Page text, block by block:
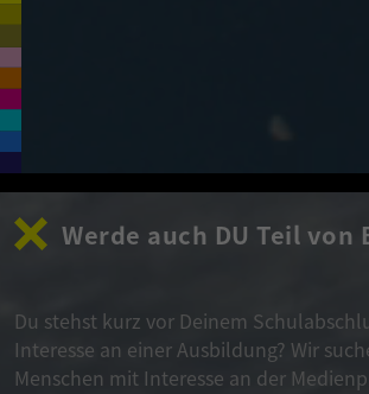
Werde auch DU Teil von
Du stehst kurz vor Deinem
Interesse an einer Ausbildung? Wir
Menschen mit Interesse an der